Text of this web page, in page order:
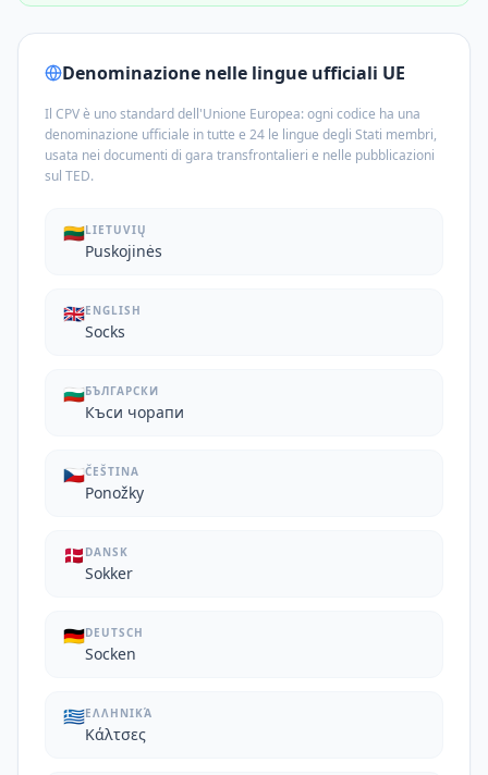
Denominazione nelle lingue ufficiali UE
Il CPV è uno standard dell'Unione Europea: ogni codice ha una
denominazione ufficiale in tutte e 24 le lingue degli Stati membri,
usata nei documenti di gara transfrontalieri e nelle pubblicazioni
sul TED.
🇱🇹LIETUVIŲ
Puskojinės
🇬🇧ENGLISH
Socks
🇧🇬БЪЛГАРСКИ
Къси чорапи
🇨🇿ČEŠTINA
Ponožky
🇩🇰 DANSK
Sokker
🇩🇪DEUTSCH
Socken
🇬🇷ΕΛΛΗΝΙΚΆ
Κάλτσες